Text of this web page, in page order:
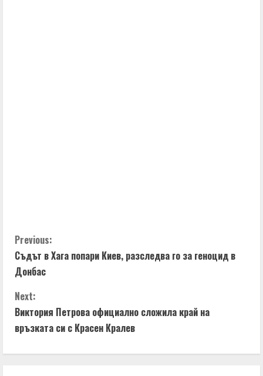
C
o
n
t
Previous:
Съдът в Хага попари Киев, разследва го за геноцид в
Донбас
Next:
Виктория Петрова официално сложила край на
връзката си с Красен Кралев